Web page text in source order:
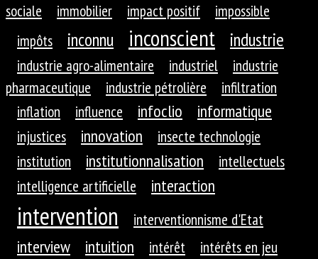
sociale
immobilier impact positif
impossible
impôts
inconnu inconscient industrie
industrie agro-alimentaire industriel
industrie
pharmaceutique
industrie pétrolière
infiltration
inflation
influence infoclio informatique
injustices innovation
insecte technologie
institution
institutionnalisation
intellectuels
intelligence artificielle
interaction
intervention interventionnisme d'Etat
interview intuition intérêt
intérêts en jeu